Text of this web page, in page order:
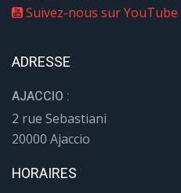
Suivez-nous sur YouTube
ADRESSE
AJACCIO :
2 rue Sebastiani
20000 Ajaccio
HORAIRES